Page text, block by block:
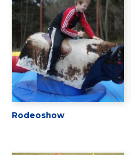
Rodeoshow